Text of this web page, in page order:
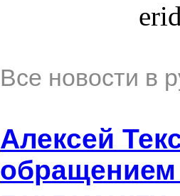
Все новости в
Алексей
обращением